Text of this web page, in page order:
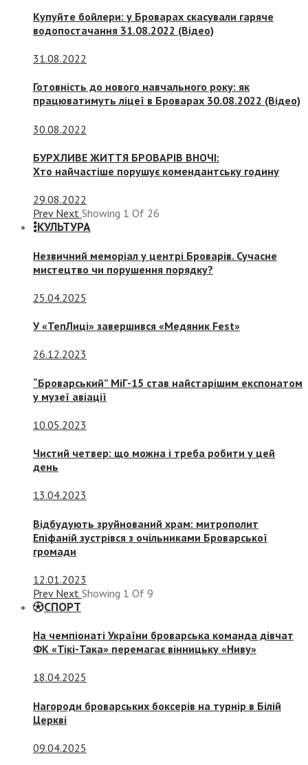
Купуйте бойлери: у Броварах скасували гаряче
водопостачання 31.08.2022 (Відео)
31.08.2022
Готовність до нового навчального року: як
працюватимуть ліцеї в Броварах 30.08.2022 (Відео)
30.08.2022
БУРХЛИВЕ ЖИТТЯ БРОВАРІВ ВНОЧІ:
Хто найчастіше порушує комендантську годину
29.08.2022
Prev Next Showing 1 Of 26
КУЛЬТУРА
Незвичний меморіал у центрі Броварів. Сучасне
мистецтво чи порушення порядку?
25.04.2025
У «ТепЛиці» завершився «Медяник Fest»
26.12.2023
“Броварський” МіГ-15 став найстарішим експонатом
у музеї авіації
10.05.2023
Чистий четвер: що можна і треба робити у цей
день
13.04.2023
Відбудують зруйнований храм: митрополит
Епіфаній зустрівся з очільниками Броварської
громади
12.01.2023
Prev Next Showing 1 Of 9
СПОРТ
На чемпіонаті України броварська команда дівчат
ФК «Тікі-Така» перемагає вінницьку «Ниву»
18.04.2025
Нагороди броварських боксерів на турнір в Білій
Церкві
09.04.2025